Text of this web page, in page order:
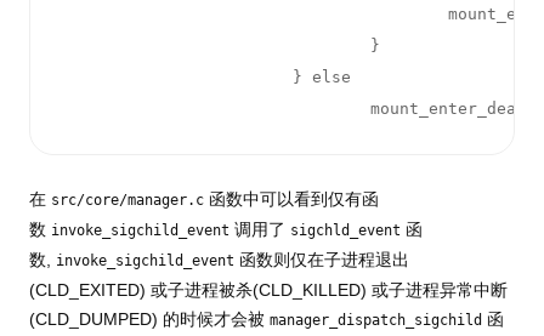
                                }
                        } else
在 src/core/manager.c 函数中可以看到仅有函
数 invoke_sigchild_event 调用了 sigchld_event 函
数,
invoke_sigchild_event 函数则仅在子进程退出
(CLD_EXITED) 或子进程被杀(CLD_KILLED) 或子进程异常中断
(CLD_DUMPED) 的时候才会被 manager_dispatch_sigchild 函